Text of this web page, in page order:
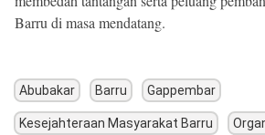
Barru di masa mendatang.
Abubakar Barru Gappembar
Kesejahteraan Masyarakat Barru